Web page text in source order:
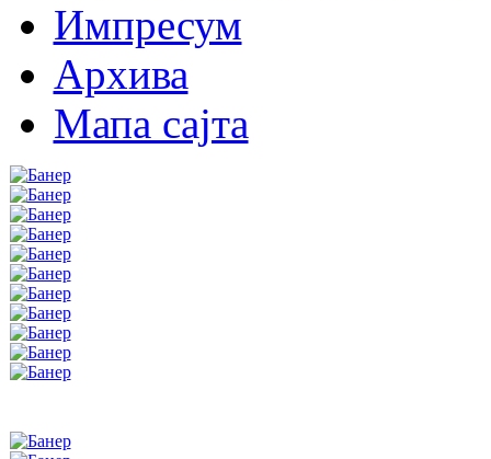
Импресум
Архива
Мапа сајта